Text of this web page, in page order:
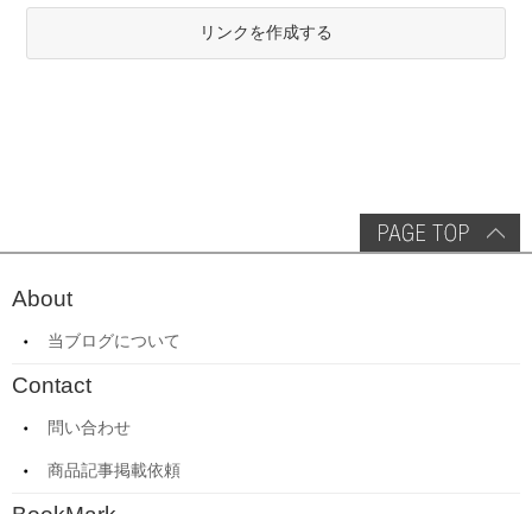
リンクを作成する
About
当ブログについて
Contact
問い合わせ
商品記事掲載依頼